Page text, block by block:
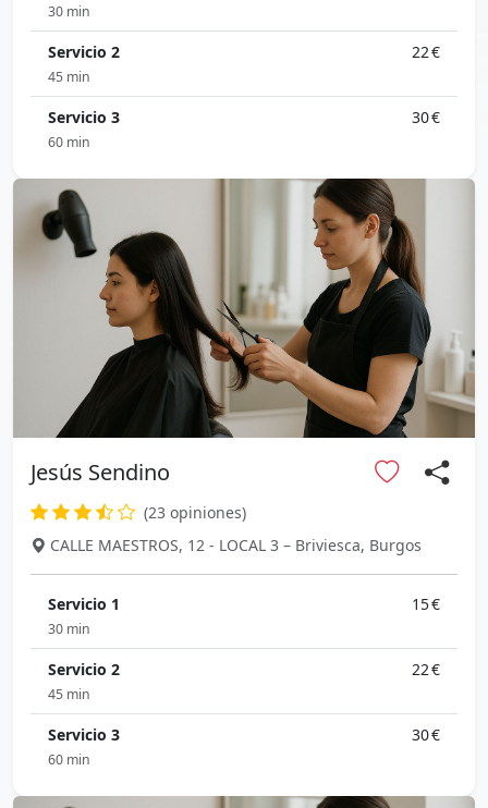
30 min
Servicio 2 22 €
45 min
Servicio 3 30 €
60 min
Jesús Sendino
(23 opiniones)
CALLE MAESTROS, 12 - LOCAL 3 – Briviesca, Burgos
Servicio 1 15 €
30 min
Servicio 2 22 €
45 min
Servicio 3 30 €
60 min